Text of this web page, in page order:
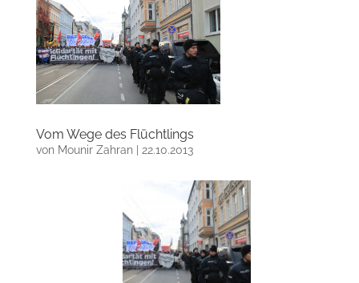
Vom Wege des Flüchtlings
von Mounir Zahran| 22.10.2013